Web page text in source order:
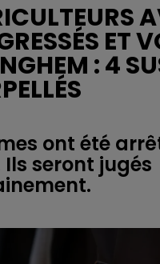
ET
: 4
ont été
Ils seront jugés